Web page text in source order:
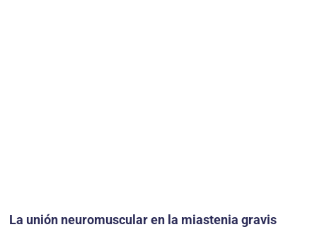
La unión neuromuscular en la miastenia gravis